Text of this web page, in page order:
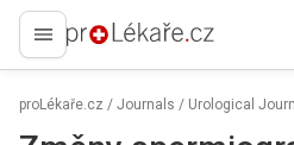
proLékaře.cz
proLékaře.cz / Journals / Urological